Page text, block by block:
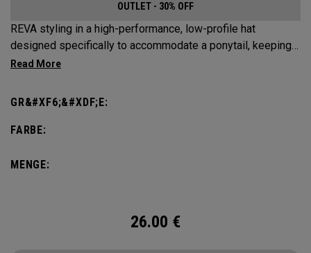
OUTLET - 30% OFF
REVA styling in a high-performance, low-profile hat
designed specifically to accommodate a ponytail, keeping
your hair from obstructing your view of the pin.​
GR&#XF6;&#XDF;E:
FARBE:
MENGE:
26.00 €